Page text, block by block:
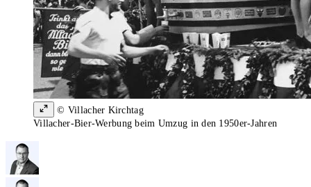
© Villacher Kirchtag
Villacher-Bier-Werbung beim Umzug in den 1950er-Jahren